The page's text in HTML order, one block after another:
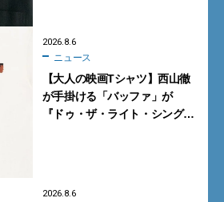
2026.8.6
ニュース
【大人の映画Tシャツ】西山徹
が手掛ける「バッファ」が
『ドゥ・ザ・ライト・シング』
2026.8.6